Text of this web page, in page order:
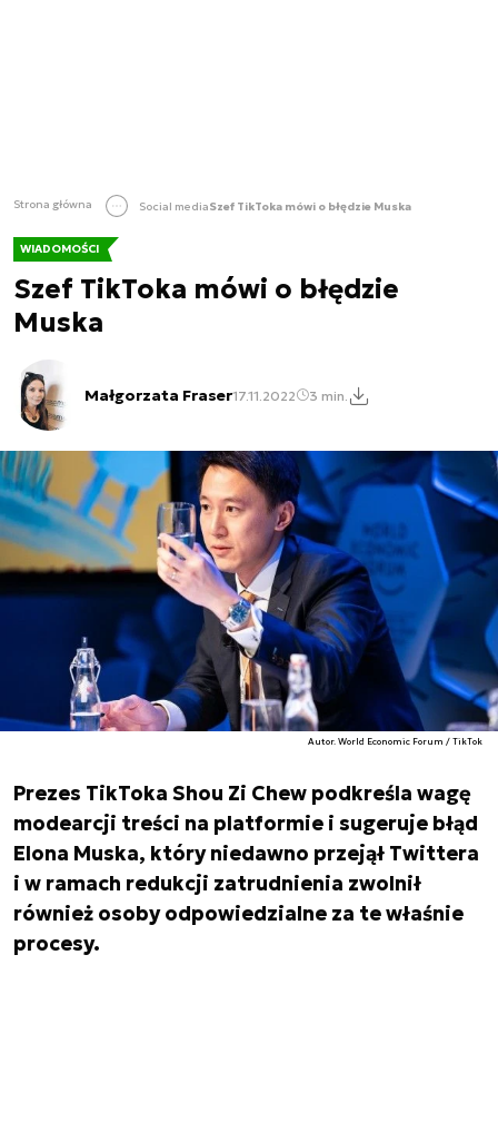
Strona główna Social mediaSzef TikToka mówi o błędzie Muska
WIADOMOŚCI
Szef TikToka mówi o błędzie
Muska
Małgorzata Fraser17.11.2022 3 min.
Autor. World Economic Forum / TikTok
Prezes TikToka Shou Zi Chew podkreśla wagę
modearcji treści na platformie i sugeruje błąd
Elona Muska, który niedawno przejął Twittera
i w ramach redukcji zatrudnienia zwolnił
również osoby odpowiedzialne za te właśnie
procesy.